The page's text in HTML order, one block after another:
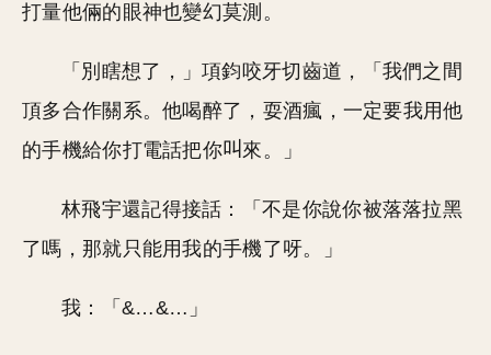
打量他倆的眼神也變幻莫測。
「別瞎想了，」項鈞咬牙切齒道，「我們之間
頂多合作關系。他喝醉了，耍酒瘋，一定要我用他
的手機給你打電話把你
來。」
林飛宇還記得接話：「不是你說你被落落拉黑
了嗎，那就只能用我的手機了呀。」
我：「&…&…」